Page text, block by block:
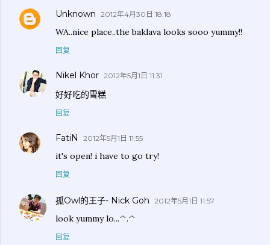
Unknown 2012年4月30日 18:18
WA..nice place..the baklava looks sooo yummy!!
回复
Nikel Khor 2012年5月1日 11:31
好好吃的雪糕
回复
FatiN 2012年5月1日 11:55
it's open! i have to go try!
回复
孤Owl的王子- Nick Goh 2012年5月1日 11:57
look yummy lo...^.^
回复